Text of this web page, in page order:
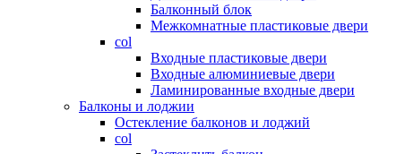
Балконный блок
Межкомнатные пластиковые двери
col
Входные пластиковые двери
Входные алюминиевые двери
Ламинированные входные двери
Балконы и лоджии
Остекление балконов и лоджий
col